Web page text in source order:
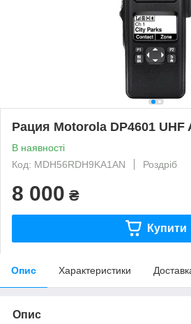
Рация Motorola DP4601 UHF
В наявності
Код: MDH56RDH9KA1AN
Роздріб
8 000 ₴
Купити
Опис Характеристики
Опис